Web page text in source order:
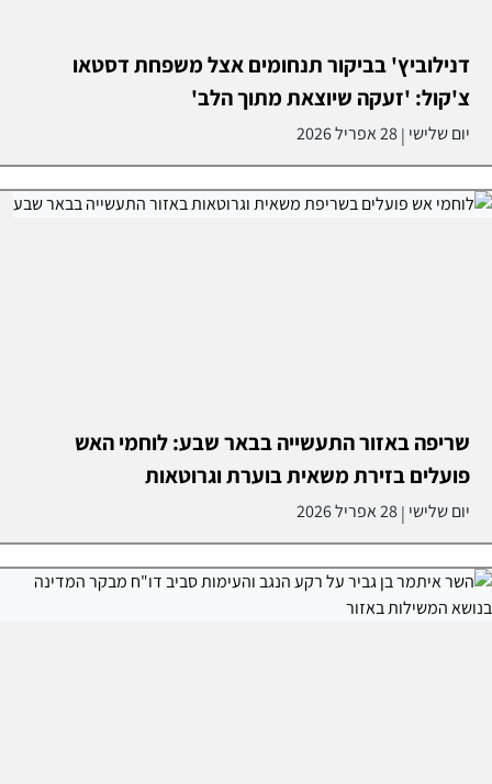
דנילוביץ' בביקור תנחומים אצל משפחת דסטאו
צ'קול: 'זעקה שיוצאת מתוך הלב'
יום שלישי |28 אפריל 2026
שריפה באזור התעשייה בבאר שבע: לוחמי האש
פועלים בזירת משאית בוערת וגרוטאות
יום שלישי |28 אפריל 2026